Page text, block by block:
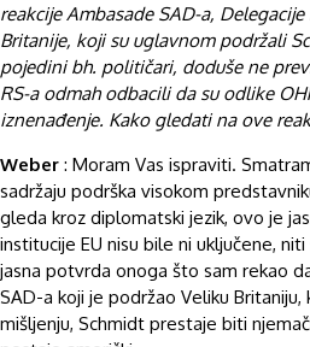
reakcije Ambasade SAD-a,
Britanije, koji su uglavnom podržali
pojedini bh. političari, doduše ne
RS-a odmah odbacili da su odlike
iznenađenje. Kako gledati na ove
Weber : Moram Vas ispraviti.
sadržaju podrška visokom
gleda kroz diplomatski jezik, ovo je
institucije EU nisu bile ni uključene,
jasna potvrda onoga što sam rekao
SAD-a koji je podržao Veliku Britaniju,
mišljenju, Schmidt prestaje biti